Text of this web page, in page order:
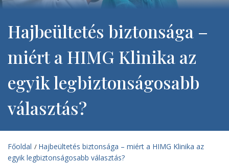
Hajbeültetés biztonsága –
miért a HIMG Klinika az
egyik legbiztonságosabb
választás?
Főoldal / Hajbeültetés biztonsága – miért a HIMG Klinika az
egyik legbiztonságosabb választás?